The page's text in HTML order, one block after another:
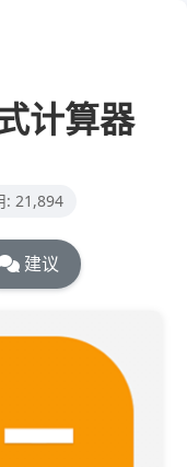
计算器
: 21,894
建议